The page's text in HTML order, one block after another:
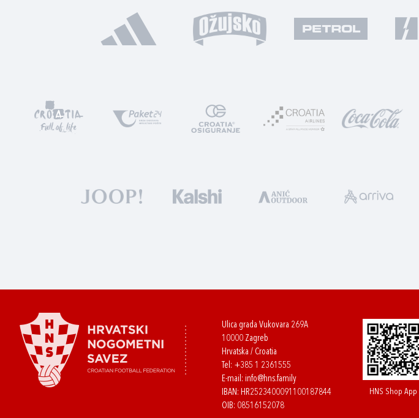
Ulica grada Vukovara 269A
10000 Zagreb
Hrvatska / Croatia
Tel: +385 1 2361555
E-mail: info@hns.family
IBAN: HR2523400091100187844
OIB: 08516152078
HNS Shop App